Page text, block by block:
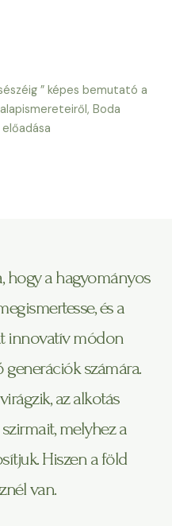
” képes bemutató a
Boda
hogy a hagyományos
és a
innovatív módon
számára.
az alkotás
melyhez a
Hiszen a föld
van.